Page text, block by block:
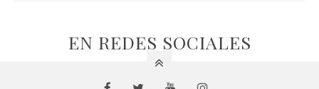
EN REDES SOCIALES